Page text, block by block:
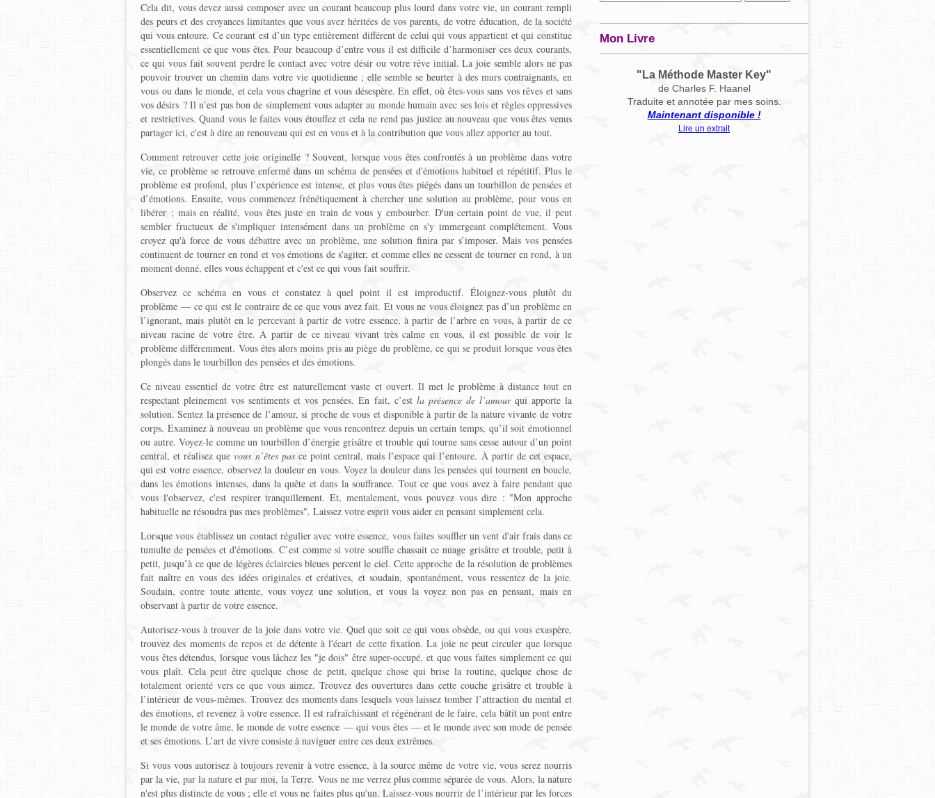
Cela dit, vous devez aussi composer avec un courant beaucoup plus lourd dans votre vie, un courant rempli
des peurs et des croyances limitantes que vous avez héritées de vos parents, de votre éducation, de la société
qui vous entoure. Ce courant est d’un type entièrement différent de celui qui vous appartient et qui constitue
essentiellement ce que vous êtes. Pour beaucoup d’entre vous il est difficile d’harmoniser ces deux courants,
ce qui vous fait souvent perdre le contact avec votre désir ou votre rêve initial. La joie semble alors ne pas
pouvoir trouver un chemin dans votre vie quotidienne ; elle semble se heurter à des murs contraignants, en
vous ou dans le monde, et cela vous chagrine et vous désespère. En effet, où êtes-vous sans vos rêves et sans
vos désirs ? Il n’est pas bon de simplement vous adapter au monde humain avec ses lois et règles oppressives
et restrictives. Quand vous le faites vous étouffez et cela ne rend pas justice au nouveau que vous êtes venus
partager ici, c'est à dire au renouveau qui est en vous et à la contribution que vous allez apporter au tout.
Comment retrouver cette joie originelle ? Souvent, lorsque vous êtes confrontés à un problème dans votre
vie, ce problème se retrouve enfermé dans un schéma de pensées et d'émotions habituel et répétitif. Plus le
problème est profond, plus l’expérience est intense, et plus vous êtes piégés dans un tourbillon de pensées et
d’émotions. Ensuite, vous commencez frénétiquement à chercher une solution au problème, pour vous en
libérer ; mais en réalité, vous êtes juste en train de vous y embourber. D'un certain point de vue, il peut
sembler fructueux de s'impliquer intensément dans un problème en s'y immergeant complétement. Vous
croyez qu'à force de vous débattre avec un problème, une solution finira par s’imposer. Mais vos pensées
continuent de tourner en rond et vos émotions de s'agiter, et comme elles ne cessent de tourner en rond, à un
moment donné, elles vous échappent et c'est ce qui vous fait souffrir.
Observez ce schéma en vous et constatez à quel point il est improductif. Éloignez-vous plutôt du
problème — ce qui est le contraire de ce que vous avez fait. Et vous ne vous éloignez pas d’un problème en
l’ignorant, mais plutôt en le percevant à partir de votre essence, à partir de l’arbre en vous, à partir de ce
niveau racine de votre être. À partir de ce niveau vivant très calme en vous, il est possible de voir le
problème différemment. Vous êtes alors moins pris au piège du problème, ce qui se produit lorsque vous êtes
plongés dans le tourbillon des pensées et des émotions.
Ce niveau essentiel de votre être est naturellement vaste et ouvert. Il met le problème à distance tout en
respectant pleinement vos sentiments et vos pensées. En fait, c’est la présence de l’amourqui apporte la
solution. Sentez la présence de l’amour, si proche de vous et disponible à partir de la nature vivante de votre
corps. Examinez à nouveau un problème que vous rencontrez depuis un certain temps, qu’il soit émotionnel
ou autre. Voyez-le comme un tourbillon d’énergie grisâtre et trouble qui tourne sans cesse autour d’un point
central, et réalisez quevous n’êtes pasce point central, mais l’espace qui l’entoure. À partir de cet espace,
qui est votre essence, observez la douleur en vous. Voyez la douleur dans les pensées qui tournent en boucle,
dans les émotions intenses, dans la quête et dans la souffrance. Tout ce que vous avez à faire pendant que
vous l'observez, c'est respirer tranquillement. Et, mentalement, vous pouvez vous dire : "Mon approche
habituelle ne résoudra pas mes problèmes". Laissez votre esprit vous aider en pensant simplement cela.
Lorsque vous établissez un contact régulier avec votre essence, vous faites souffler un vent d'air frais dans ce
tumulte de pensées et d'émotions. C’est comme si votre souffle chassait ce nuage grisâtre et trouble, petit à
petit, jusqu’à ce que de légères éclaircies bleues percent le ciel. Cette approche de la résolution de problèmes
fait naître en vous des idées originales et créatives, et soudain, spontanément, vous ressentez de la joie.
Soudain, contre toute attente, vous voyez une solution, et vous la voyez non pas en pensant, mais en
observant à partir de votre essence.
Autorisez-vous à trouver de la joie dans votre vie. Quel que soit ce qui vous obsède, ou qui vous exaspère,
trouvez des moments de repos et de détente à l'écart de cette fixation. La joie ne peut circuler que lorsque
vous êtes détendus, lorsque vous lâchez les "je dois" être super-occupé, et que vous faites simplement ce qui
vous plaît. Cela peut être quelque chose de petit, quelque chose qui brise la routine, quelque chose de
totalement orienté vers ce que vous aimez. Trouvez des ouvertures dans cette couche grisâtre et trouble à
l’intérieur de vous-mêmes. Trouvez des moments dans lesquels vous laissez tomber l’attraction du mental et
des émotions, et revenez à votre essence. Il est rafraîchissant et régénérant de le faire, cela bâtit un pont entre
le monde de votre âme, le monde de votre essence — qui vous êtes — et le monde avec son mode de pensée
et ses émotions. L’art de vivre consiste à naviguer entre ces deux extrêmes.
Si vous vous autorisez à toujours revenir à votre essence, à la source même de votre vie, vous serez nourris
par la vie, par la nature et par moi, la Terre. Vous ne me verrez plus comme séparée de vous. Alors, la nature
n'est plus distincte de vous ; elle et vous ne faites plus qu'un. Laissez-vous nourrir de l’intérieur par les forces
Mon Livre
"La Méthode Master Key"
de Charles F. Haanel
Traduite et annotée par mes soins.
Maintenant disponible !
Lire un extrait